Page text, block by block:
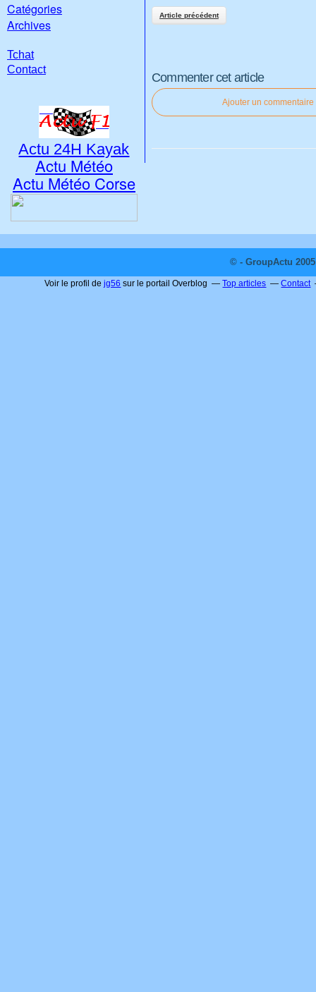
Article précédent
Commenter cet article
Ajouter un commentaire
Catégories
Archives
Tchat
Contact
Actu 24H Kayak
Actu Météo
Actu Météo Corse
© - GroupActu
Voir le profil dejg56 sur le portail Overblog Top articles Contact